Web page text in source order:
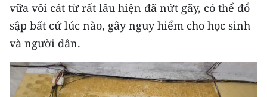
Infographic
TIN ĐỊA PHƯƠNG
vữa vôi cát từ rất lâu hiện đã nứt gãy, có thể đổ
sập bất cứ lúc nào, gây nguy hiểm cho học sinh
và người dân.